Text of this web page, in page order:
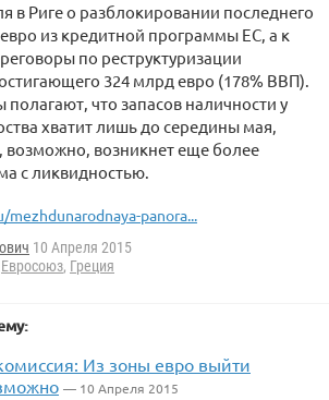
в Риге о разблокировании последнего
из кредитной программы ЕС, а к
по реструктуризации
324 млрд евро (178% ВВП).
что запасов наличности у
хватит лишь до середины мая,
возможно, возникнет еще более
с ликвидностью.
mezhdunarodnaya-panora...
10 Апреля 2015
Евросоюз, Греция
Из зоны евро выйти
— 10 Апреля 2015